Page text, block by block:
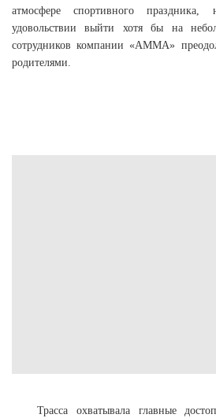
атмосфере спортивного
удовольствии выйти хотя бы на
сотрудников компании «АММА»
родителями.
Трасса охватывала главные